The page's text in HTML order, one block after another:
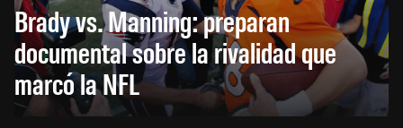
Brady vs. Manning: preparan
documental sobre la rivalidad que
marcó la NFL